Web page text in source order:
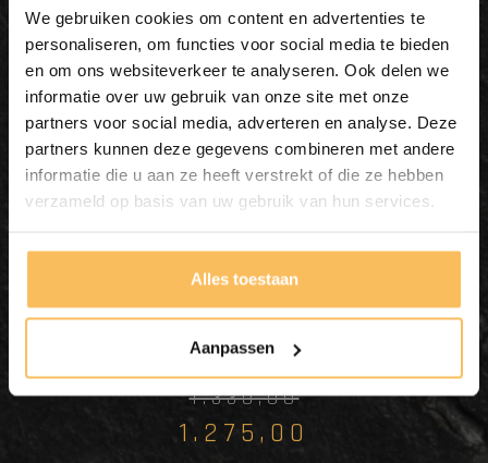
We gebruiken cookies om content en advertenties te
personaliseren, om functies voor social media te bieden
en om ons websiteverkeer te analyseren. Ook delen we
informatie over uw gebruik van onze site met onze
partners voor social media, adverteren en analyse. Deze
partners kunnen deze gegevens combineren met andere
informatie die u aan ze heeft verstrekt of die ze hebben
verzameld op basis van uw gebruik van hun services.
Alles toestaan
Aanpassen
Holz-Badmöbelset 80 cm
Natur mit Waschbecken und
Spiegel
In meinen Warenkorb
legen
1.330,00
1.275,00